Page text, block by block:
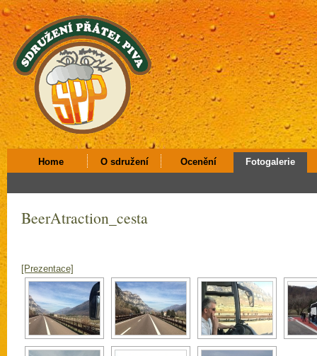
Home O sdružení Ocenění Fotogalerie
BeerAtraction_cesta
[Prezentace]